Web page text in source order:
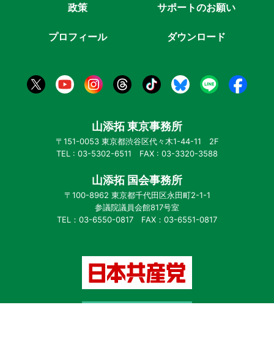
政策 サポートのお願い
プロフィール ダウンロード
山添拓 東京事務所
〒151-0053 東京都渋谷区代々木1-44-11 2F
TEL : 03-5302-6511 FAX : 03-3320-3588
山添拓 国会事務所
〒100-8962 東京都千代田区永田町2-1-1
参議院議員会館817号室
TEL：03-6550-0817 FAX：03-6551-0817